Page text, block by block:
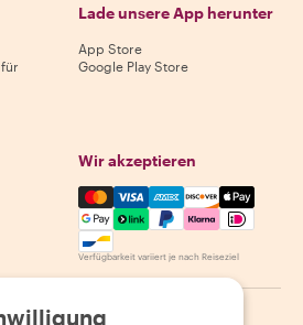
Lade unsere App herunter
App Store
Google Play Store
Wir akzeptieren
Mastercard, Visa, Amex,
Verfügbarkeit variiert je nach Reiseziel